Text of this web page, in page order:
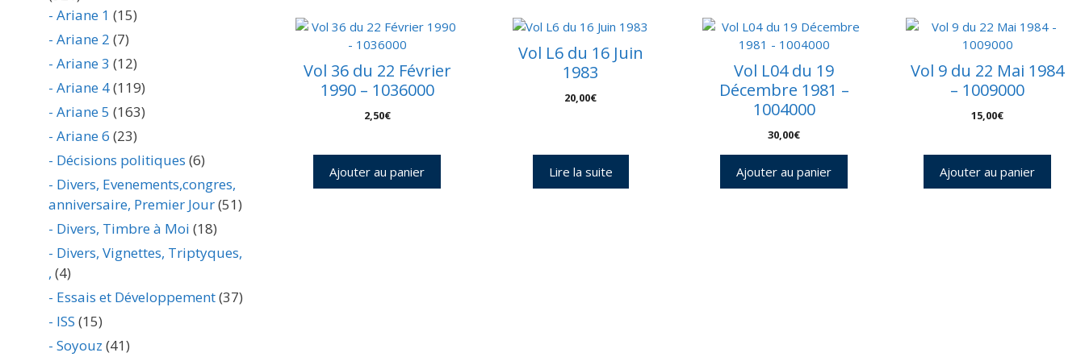
-
9010631
Vol 36 du 22 Février
1990 – 1036000
2,50€
Ajouter au panier
Vol L6 du 16 Juin
1983
20,00€
Lire la suite
Vol L04 du 19
Décembre 1981 –
1004000
30,00€
Ajouter au panier
Vol 9 du 22 Mai 1984
– 1009000
15,00€
Ajouter au panier
- Ariane 1 (15)
- Ariane 2 (7)
- Ariane 3 (12)
- Ariane 4(119)
- Ariane 5 (163)
- Ariane 6 (23)
- Décisions politiques (6)
- Divers, Evenements,congres,
anniversaire, Premier Jour(51)
- Divers, Timbre à Moi (18)
- Divers, Vignettes, Triptyques,
, (4)
- Essais et Développement(37)
- ISS (15)
- Soyouz (41)